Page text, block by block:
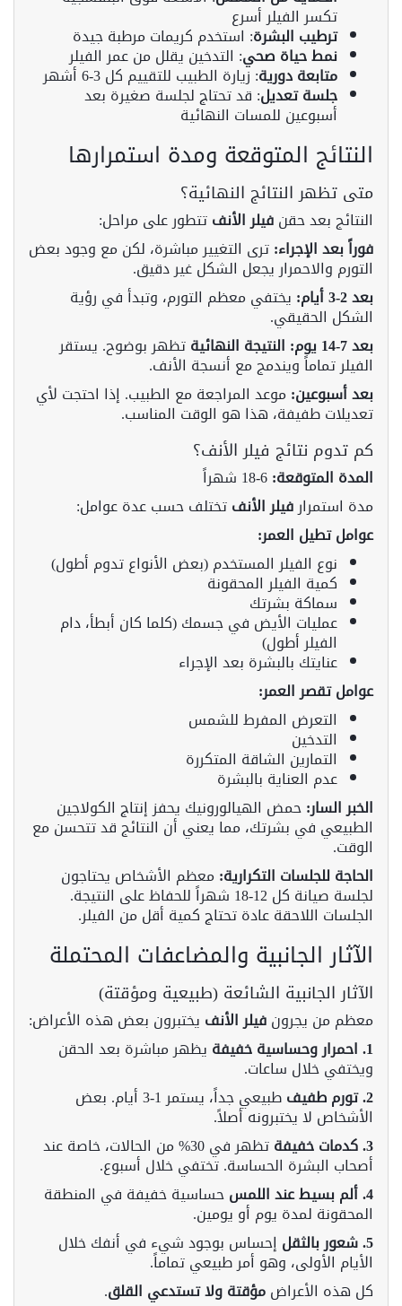
تكسر الفيلر أسرع
ترطيب البشرة: استخدم كريمات مرطبة جيدة
نمط حياة صحي: التدخين يقلل من عمر الفيلر
متابعة دورية: زيارة الطبيب للتقييم كل 3-6 أشهر
جلسة تعديل: قد تحتاج لجلسة صغيرة بعد
أسبوعين للمسات النهائية
النتائج المتوقعة ومدة استمرارها
متى تظهر النتائج النهائية؟
النتائج بعد حقنفيلر الأنفتتطور على مراحل:
فوراً بعد الإجراء:ترى التغيير مباشرة، لكن مع وجود بعض
التورم والاحمرار يجعل الشكل غير دقيق.
بعد 2-3 أيام:
يختفي معظم التورم، وتبدأ في رؤية
الشكل الحقيقي.
بعد 7-14 يوم:
النتيجة النهائيةتظهر بوضوح. يستقر
الفيلر تماماً ويندمج مع أنسجة الأنف.
بعد أسبوعين:موعد المراجعة مع الطبيب. إذا احتجت لأي
تعديلات طفيفة، هذا هو الوقت المناسب.
كم تدوم نتائج فيلر الأنف؟
المدة المتوقعة:
مدة استمرارفيلر الأنفتختلف حسب عدة عوامل:
عوامل تطيل العمر:
نوع الفيلر المستخدم (بعض الأنواع تدوم أطول)
كمية الفيلر المحقونة
سماكة بشرتك
عمليات الأيض في جسمك (كلما كان أبطأ، دام
الفيلر أطول)
عنايتك بالبشرة بعد الإجراء
عوامل تقصر العمر:
التعرض المفرط للشمس
التدخين
التمارين الشاقة المتكررة
عدم العناية بالبشرة
الخبر السار:حمض الهيالورونيك يحفز إنتاج الكولاجين
الطبيعي في بشرتك، مما يعني أن النتائج قد تتحسن مع
الوقت.
الحاجة للجلسات التكرارية:معظم الأشخاص يحتاجون
لجلسة صيانة كل 12-18 شهراً للحفاظ على النتيجة.
الجلسات اللاحقة عادة تحتاج كمية أقل من الفيلر.
الآثار الجانبية والمضاعفات المحتملة
الآثار الجانبية الشائعة (طبيعية ومؤقتة)
معظم من يجرونفيلر الأنف يختبرون بعض هذه الأعراض:
1. احمرار وحساسية خفيفة
يظهر مباشرة بعد الحقن
ويختفي خلال ساعات.
2. تورم طفيف
طبيعي جداً، يستمر 1-3 أيام. بعض
الأشخاص لا يختبرونه أصلاً.
3. كدمات خفيفة
تظهر في 30% من الحالات، خاصة عند
أصحاب البشرة الحساسة. تختفي خلال أسبوع.
4. ألم بسيط عند اللمس
حساسية خفيفة في المنطقة
المحقونة لمدة يوم أو يومين.
5. شعور بالثقل
إحساس بوجود شيء في أنفك خلال
الأيام الأولى، وهو أمر طبيعي تماماً.
كل هذه الأعراضمؤقتة ولا تستدعي القلق.